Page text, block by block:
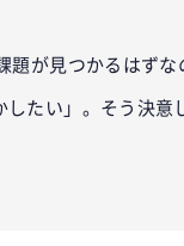
題が見つかるはず
たい」。そう決意